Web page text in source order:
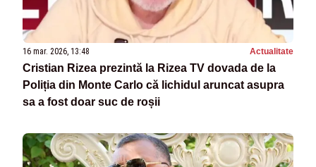
16 mar. 2026, 13:48 Actualitate
Cristian Rizea prezintă la Rizea TV dovada de la
Poliția din Monte Carlo că lichidul aruncat asupra
sa a fost doar suc de roșii